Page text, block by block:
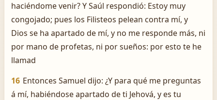
haciéndome venir? Y Saúl respondió: Estoy muy
congojado; pues los Filisteos pelean contra mí, y
Dios se ha apartado de mí, y no me responde más, ni
por mano de profetas, ni por sueños: por esto te he
llamad
16 Entonces Samuel dijo: ¿Y para qué me preguntas
á mí, habiéndose apartado de ti Jehová, y es tu